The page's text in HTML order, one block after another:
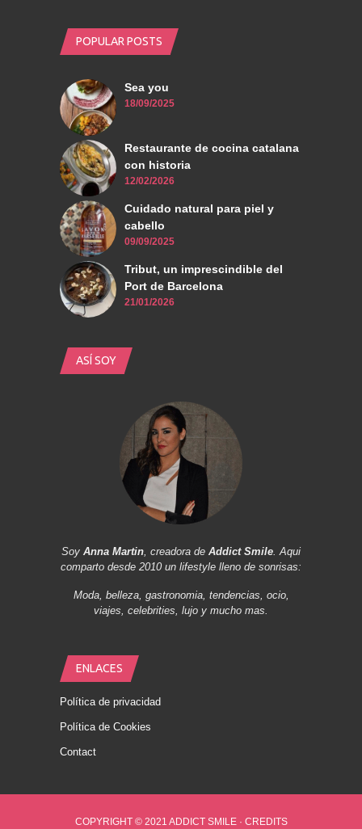
POPULAR POSTS
Sea you
18/09/2025
Restaurante de cocina catalana
con historia
12/02/2026
Cuidado natural para piel y
cabello
09/09/2025
Tribut, un imprescindible del
Port de Barcelona
21/01/2026
ASÍ SOY
Soy Anna Martin, creadora de Addict Smile. Aqui
comparto desde 2010 un lifestyle lleno de sonrisas:
Moda, belleza, gastronomia, tendencias, ocio,
viajes, celebrities, lujo y mucho mas.
ENLACES
Política de privacidad
Política de Cookies
Contact
COPYRIGHT © 2021 ADDICT SMILE · CREDITS